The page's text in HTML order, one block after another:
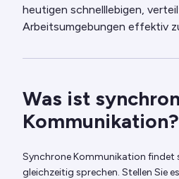
heutigen schnelllebigen,
Arbeitsumgebungen effektiv
Was ist
Kommunikation?
Synchrone Kommunikation findet
gleichzeitig sprechen. Stellen Sie